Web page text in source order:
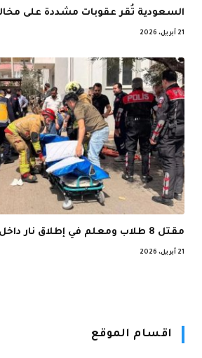
السعودية تُقر عقوبات مشددة على
21 أبريل، 2026
مقتل 8 طلاب ومعلم في إطلاق نار داخل مدرسة بتركيا
21 أبريل، 2026
اقسام الموقع